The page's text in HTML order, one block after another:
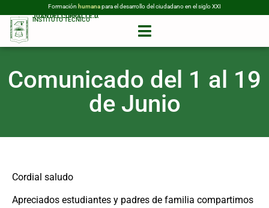
Formación humanapara el desarrollo del ciudadano en el siglo XXI
INSTITUTO TÉCNICO
JUAN DEL CORRAL I.E.D.
Comunicado del 1 al 19
de Junio
Cordial saludo
Apreciados estudiantes y padres de familia compartimos